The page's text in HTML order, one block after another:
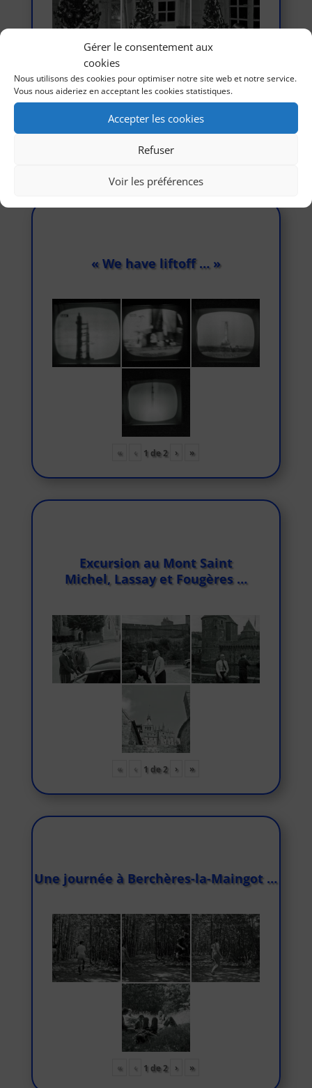
Gérer le consentement aux
cookies
Nous utilisons des cookies pour optimiser notre site web et notre service.
Vous nous aideriez en acceptant les cookies statistiques.
Accepter les cookies
Refuser
Voir les préférences
1de3
« We have liftoff … »
« ‹ 1 de 2 › »
Excursion au Mont Saint
Michel, Lassay et Fougères …
« ‹ 1 de2 › »
Une journée à Berchères-la-Maingot …
« ‹ 1 de2 › »